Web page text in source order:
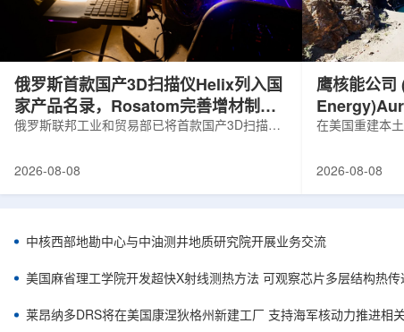
俄罗斯首款国产3D扫描仪Helix列入国
家产品名录，Rosatom完善增材制造
技术链
俄罗斯联邦工业和贸易部已将首款国产3D扫描仪
完成。至此，Helix成为俄罗斯首款、也是目前唯
RangeVision Helix由俄罗斯国家原子能公司增材
制造合作伙伴RangeVision研发制造。自2025年
以来，该公司成为唯一纳入俄罗斯国家原子能公
司增材制造生态系统的俄罗斯3D扫描...
2026-08-08
鹰核能公司
研钻探
在美国重建本
1300标准含
孔、总进尺约
州审批通过后
研。技术端近
Services，并
2026-08-08
中核西部地勘中心与中油测井地质研究院开展业务交流
美国麻省理工学院开发超快X射线测热方法 可观察芯片多层结构热传
莱昂纳多DRS将在美国康涅狄格州新建工厂 支持海军核动力推进相